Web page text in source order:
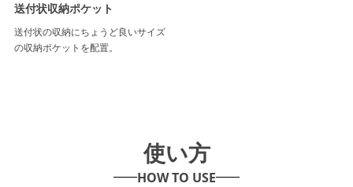
送付状収納ポケット
送付状の収納にちょうど良いサイズ
の収納ポケットを配置。
使い方
HOW TO USE